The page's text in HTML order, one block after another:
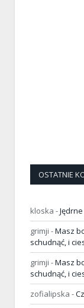
OSTATNIE
kloska -
grimji -Masz
schudnąć, i
grimji -Masz
schudnąć, i
zofialipska -